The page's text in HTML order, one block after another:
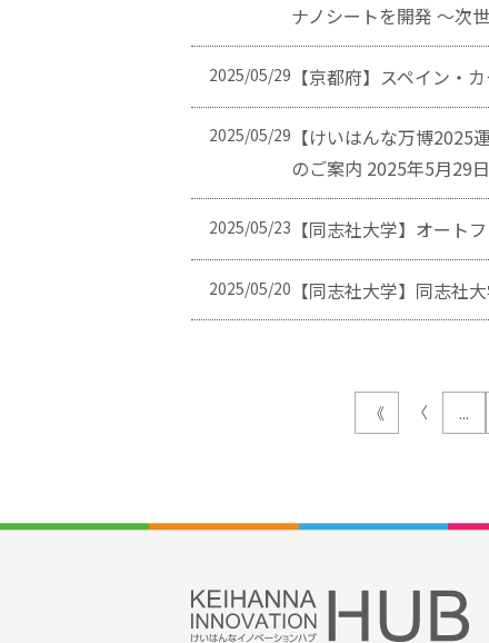
ナノシートを開発 ～次
2025/05/29 【京都府】スペイン・
2025/05/29 【けいはんな万博
のご案内 2025年5月29
2025/05/23 【同志社大学】オート
2025/05/20 【同志社大学】同志社
《 〈 ...